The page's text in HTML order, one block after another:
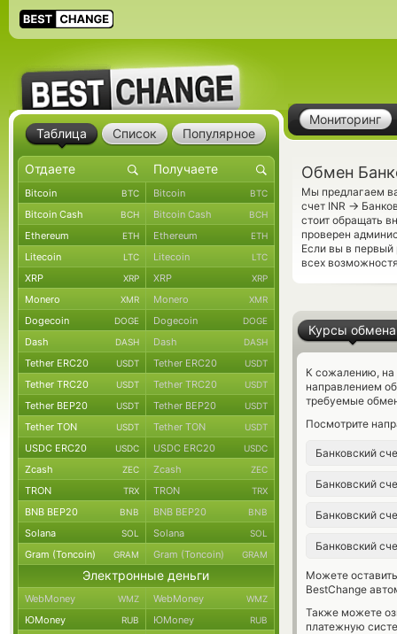
Мониторинг
Обмен
Мы предлагаем
счет INR →
стоит обращать
проверен
Если вы в первый
всех
Курсы обмена
К сожалению, на
направлением
требуемые
Посмотрите
Банковский
Банковский
Банковский
Банковский
Можете
BestChange
Также можете
платежную
Таблица Список Популярное
Bitcoin BTC Bitcoin BTC
Bitcoin Cash BCH Bitcoin Cash BCH
Ethereum ETH Ethereum ETH
Litecoin LTC Litecoin LTC
XRP XRP XRP XRP
Monero XMR Monero XMR
Dogecoin DOGE Dogecoin DOGE
Dash DASH Dash DASH
Tether ERC20 USDT Tether ERC20 USDT
Tether TRC20 USDT Tether TRC20 USDT
Tether BEP20 USDT Tether BEP20 USDT
Tether TON USDT Tether TON USDT
USDC ERC20 USDC USDC ERC20 USDC
Zcash ZEC Zcash ZEC
TRON TRX TRON TRX
BNB BEP20 BNB BNB BEP20 BNB
Solana SOL Solana SOL
Gram (Toncoin) GRAM Gram (Toncoin) GRAM
Электронные деньги
WebMoney WMZ WebMoney WMZ
ЮMoney RUB ЮMoney RUB